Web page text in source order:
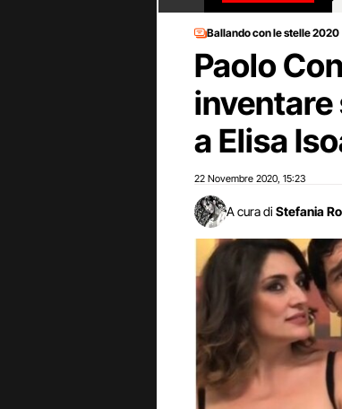
Ballando con le stelle 2020
Paolo
inventare
a Elisa
22 Novembre 2020 15:23
A cura di Stefania